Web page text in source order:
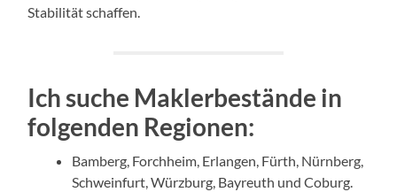
Stabilität schaffen.
Ich suche Maklerbestände in
folgenden Regionen:
Bamberg, Forchheim, Erlangen, Fürth, Nürnberg,
Schweinfurt, Würzburg, Bayreuth und Coburg.